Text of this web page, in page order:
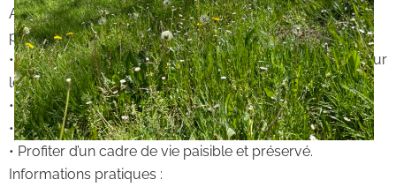
Avec ses abris et son terrain, cette propriété est parfaite
pour ceux qui souhaitent :
• Projet de retraite avec un pied à terre dès à présent pour
les vacances ?
• Une reconversion professionnelle
• Investir dans un bien aux multiples possibilités,
• Profiter d’un cadre de vie paisible et préservé.
Informations pratiques :